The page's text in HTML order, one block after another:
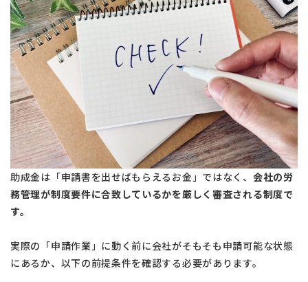
助成金は「申請書を出せばもらえるお金」ではなく、 会社の労
務管理が制度要件に合致しているかを厳しく審査される制度で
す。
実際の「申請作業」に動く前に会社がそもそも申請可能な状態
にあるか、以下の前提条件を確認する必要があります。